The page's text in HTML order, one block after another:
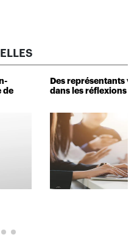
de
Des représentants
dans les réflexions de